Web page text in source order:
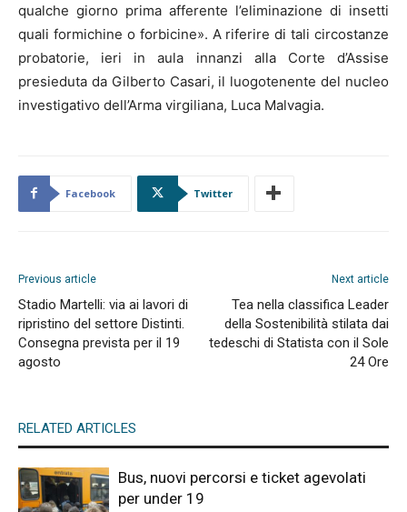
qualche giorno prima afferente l’eliminazione di insetti
quali formichine o forbicine». A riferire di tali circostanze
probatorie, ieri in aula innanzi alla Corte d’Assise
presieduta da Gilberto Casari, il luogotenente del nucleo
investigativo dell’Arma virgiliana, Luca Malvagia.
Facebook Twitter
Previous article
Stadio Martelli: via ai lavori di
ripristino del settore Distinti.
Consegna prevista per il 19
agosto
Next article
Tea nella classifica Leader
della Sostenibilità stilata dai
tedeschi di Statista con il Sole
24 Ore
RELATED ARTICLES
Bus, nuovi percorsi e ticket agevolati
per under 19